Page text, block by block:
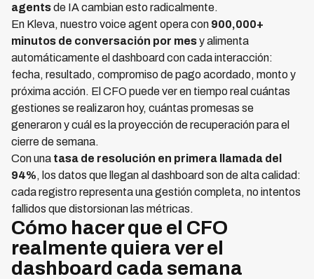
agentsde IA cambian esto radicalmente.
En Kleva, nuestro voice agent opera con 900,000+
minutos de conversación por mesy alimenta
automáticamente el dashboard con cada interacción:
fecha, resultado, compromiso de pago acordado, monto y
próxima acción. El CFO puede ver en tiempo real cuántas
gestiones se realizaron hoy, cuántas promesas se
generaron y cuál es la proyección de recuperación para el
cierre de semana.
Con una tasa de resolución en primera llamada del
94%, los datos que llegan al dashboard son de alta calidad:
cada registro representa una gestión completa, no intentos
fallidos que distorsionan las métricas.
Cómo hacer que el CFO
realmente quiera ver el
dashboard cada semana